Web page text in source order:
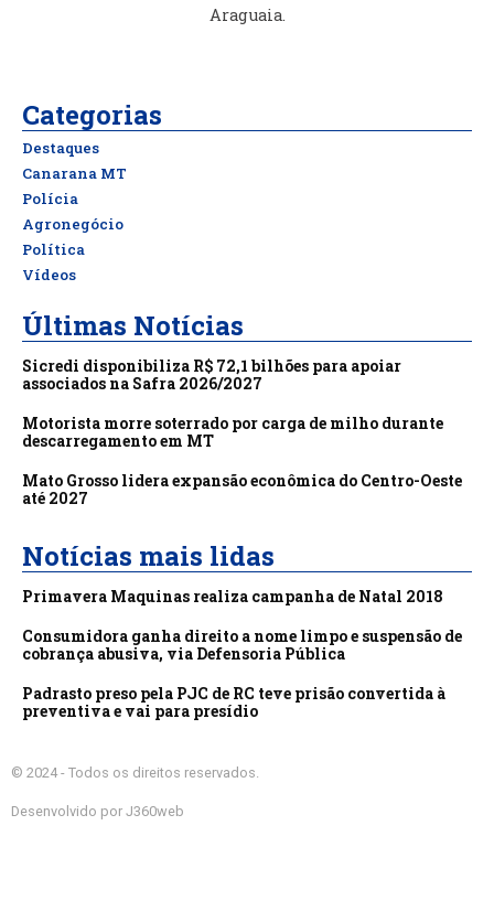
Araguaia.
Categorias
Destaques
Canarana MT
Polícia
Agronegócio
Política
Vídeos
Últimas Notícias
Sicredi disponibiliza R$ 72,1 bilhões para apoiar
associados na Safra 2026/2027
Motorista morre soterrado por carga de milho durante
descarregamento em MT
Mato Grosso lidera expansão econômica do Centro-Oeste
até 2027
Notícias mais lidas
Primavera Maquinas realiza campanha de Natal 2018
Consumidora ganha direito a nome limpo e suspensão de
cobrança abusiva, via Defensoria Pública
Padrasto preso pela PJC de RC teve prisão convertida à
preventiva e vai para presídio
© 2024 - Todos os direitos reservados.
Desenvolvido por J360web